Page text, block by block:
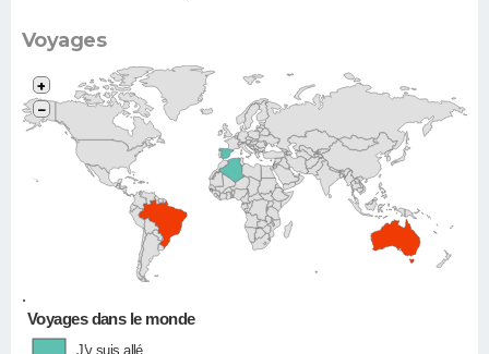
Voyages
•
+
−
Voyages dans le monde
J'y suis allé